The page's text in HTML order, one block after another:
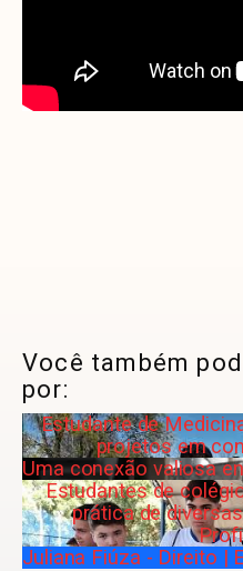
Você também
por:
Estudante de
projetos em
Uma conexão valiosa
Estudantes de
prática de
Juliana Fiúza - Direito |